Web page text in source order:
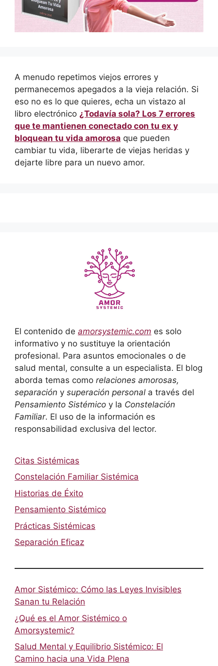
A menudo repetimos viejos errores y
permanecemos apegados a la vieja relación. Si
eso no es lo que quieres, echa un vistazo al
libro electrónico ¿Todavía sola? Los 7 errores
que te mantienen conectado con tu ex y
bloquean tu vida amorosa que pueden
cambiar tu vida, liberarte de viejas heridas y
dejarte libre para un nuevo amor.
El contenido de amorsystemic.com es solo
informativo y no sustituye la orientación
profesional. Para asuntos emocionales o de
salud mental, consulte a un especialista. El blog
aborda temas como relaciones amorosas,
separación y superación personal a través del
Pensamiento Sistémico y la Constelación
Familiar. El uso de la información es
responsabilidad exclusiva del lector.
Citas Sistémicas
Constelación Familiar Sistémica
Historias de Éxito
Pensamiento Sistémico
Prácticas Sistémicas
Separación Eficaz
Amor Sistémico: Cómo las Leyes Invisibles
Sanan tu Relación
¿Qué es el Amor Sistémico o
Amorsystemic?
Salud Mental y Equilibrio Sistémico: El
Camino hacia una Vida Plena